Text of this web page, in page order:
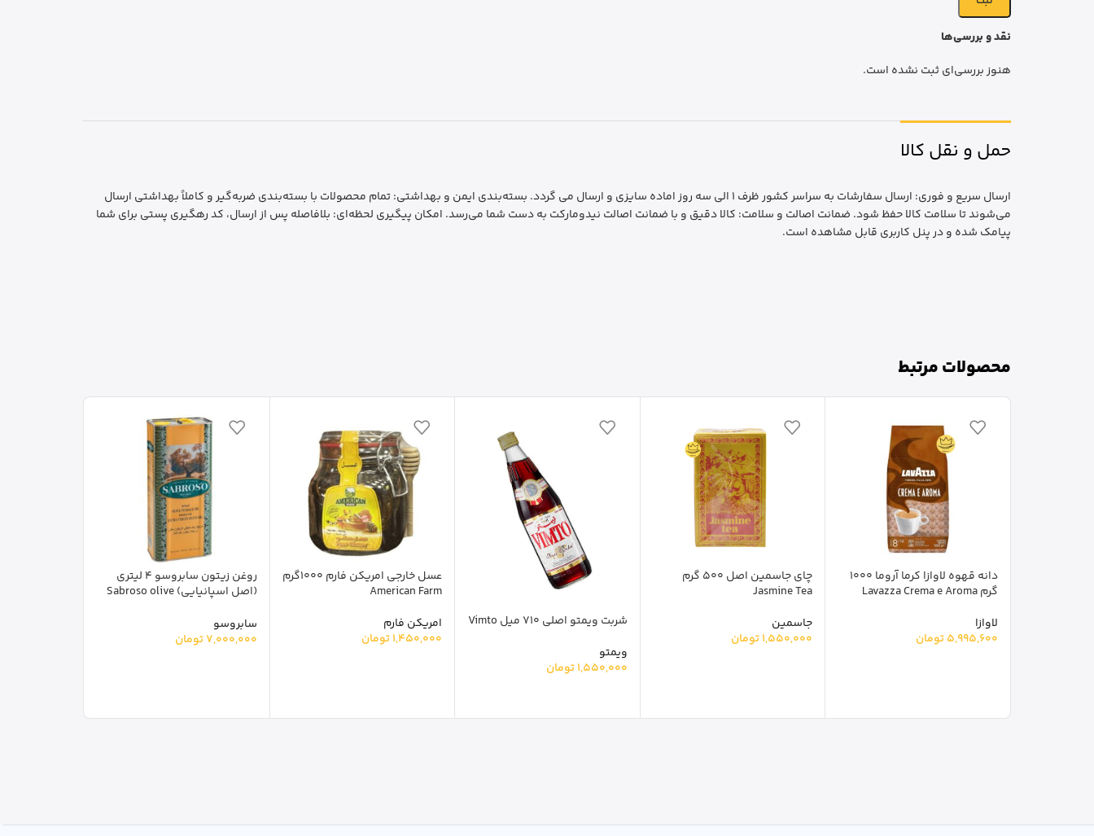
نقد و بررسی‌ها
هنوز بررسی‌ای ثبت نشده است.
حمل و نقل کالا
ارسال سریع و فوری: ارسال سفارشات به سراسر کشور ظرف 1 الی سه روز اماده سایزی و ارسال می گردد. بسته‌بندی ایمن و بهداشتی: تمام محصولات با بسته‌بندی ضربه‌گیر و کاملاً بهداشتی ارسال
می‌شوند تا سلامت کالا حفظ شود. ضمانت اصالت و سلامت: کالا دقیق و با ضمانت اصالت نیدومارکت به دست شما می‌رسد. امکان پیگیری لحظه‌ای: بلافاصله پس از ارسال، کد رهگیری پستی برای شما
پیامک شده و در پنل کاربری قابل مشاهده است.
محصولات مرتبط
دانه قهوه لاوازا کرما آروما 1000
گرم Lavazza Crema e Aroma
لاوازا
5,995,600تومان
چای جاسمین اصل 500 گرم
Jasmine Tea
جاسمین
1,550,000تومان
شربت ویمتو اصلی 710 میل Vimto
ویمتو
1,550,000تومان
عسل خارجی امریکن فارم 1000گرم
American Farm
امریکن فارم
1,450,000تومان
روغن زیتون سابروسو 4 لیتری
(اصل اسپانیایی) Sabroso olive
سابروسو
7,000,000تومان